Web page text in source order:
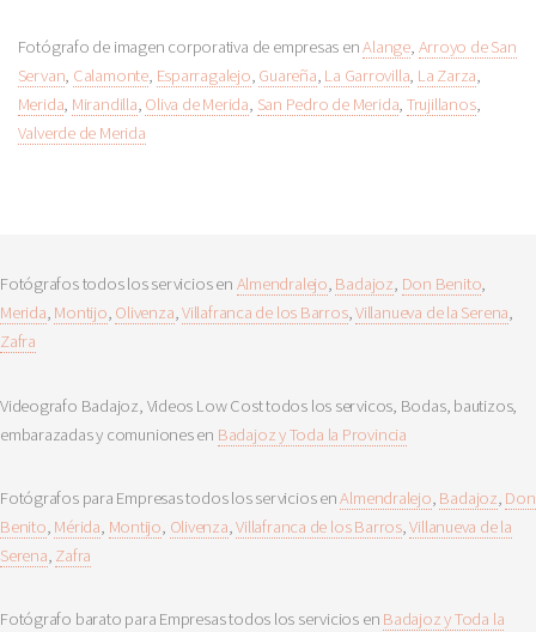
Fotógrafo de imagen corporativa de empresas enAlange, Arroyo de San
Servan, Calamonte, Esparragalejo, Guareña, La Garrovilla, La Zarza,
Merida, Mirandilla, Oliva de Merida, San Pedro de Merida, Trujillanos,
Valverde de Merida
Fotógrafos todos los servicios en Almendralejo, Badajoz, Don Benito,
Merida, Montijo, Olivenza,Villafranca de los Barros,Villanueva de la Serena,
Zafra
Videografo Badajoz, Videos Low Cost todos los servicos, Bodas, bautizos,
embarazadas y comuniones en Badajoz y Toda la Provincia
Fotógrafos para Empresas todos los servicios enAlmendralejo, Badajoz, Don
Benito, Mérida, Montijo, Olivenza,Villafranca de los Barros,Villanueva de la
Serena, Zafra
Fotógrafo barato para Empresas todos los servicios en Badajoz y Toda la